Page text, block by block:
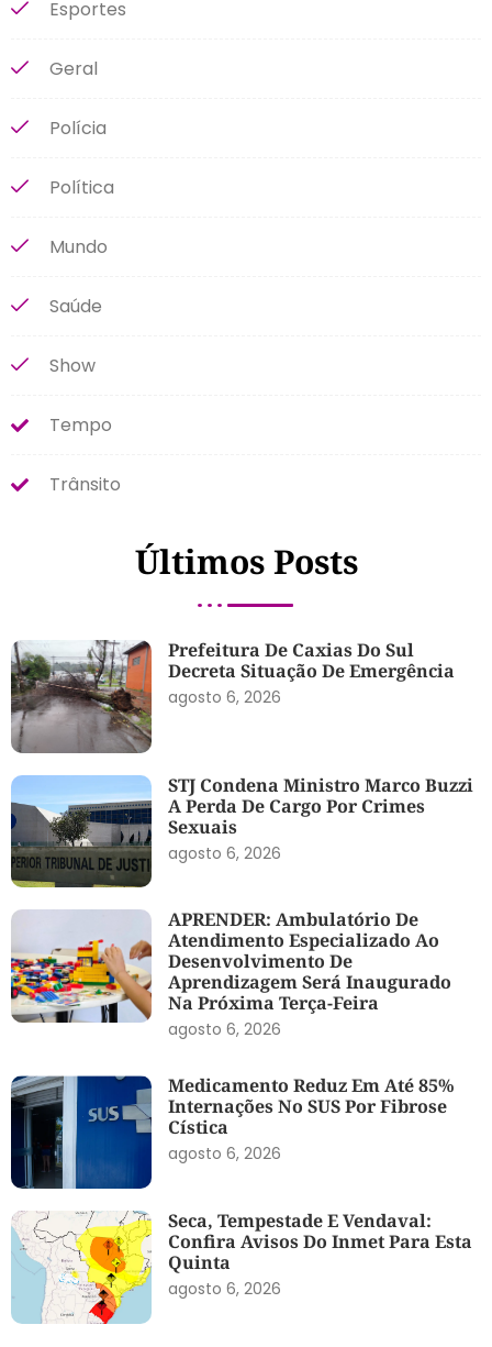
Esportes
Geral
Polícia
Política
Mundo
Saúde
Show
Tempo
Trânsito
Últimos Posts
Prefeitura De Caxias Do Sul
Decreta Situação De Emergência
agosto 6, 2026
STJ Condena Ministro Marco Buzzi
A Perda De Cargo Por Crimes
Sexuais
agosto 6, 2026
APRENDER: Ambulatório De
Atendimento Especializado Ao
Desenvolvimento De
Aprendizagem Será Inaugurado
Na Próxima Terça-Feira
agosto 6, 2026
Medicamento Reduz Em Até 85%
Internações No SUS Por Fibrose
Cística
agosto 6, 2026
Seca, Tempestade E Vendaval:
Confira Avisos Do Inmet Para Esta
Quinta
agosto 6, 2026